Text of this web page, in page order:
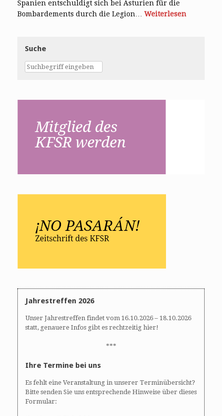
Spanien entschuldigt sich bei Asturien für die
Bombardements durch die Legion… Weiterlesen
Suche
Jahrestreffen 2026
Unser Jahrestreffen findet vom 16.10.2026 – 18.10.2026
statt, genauere Infos gibt es rechtzeitig hier!
***
Ihre Termine bei uns
Es fehlt eine Veranstaltung in unserer Terminübersicht?
Bitte senden Sie uns entsprechende Hinweise über dieses
Formular: